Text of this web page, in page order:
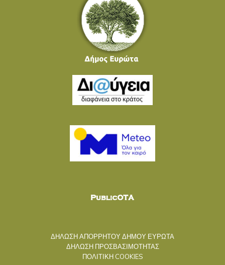
ΔΗΛΩΣΗ ΑΠΟΡΡΗΤΟΥ ΔΗΜΟΥ ΕΥΡΩΤΑ
ΔΗΛΩΣΗ ΠΡΟΣΒΑΣΙΜΟΤΗΤΑΣ
ΠΟΛΙΤΙΚΗ COOKIES